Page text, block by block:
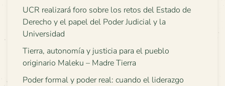
UCR realizará foro sobre los retos del Estado de
Derecho y el papel del Poder Judicial y la
Universidad
Tierra, autonomía y justicia para el pueblo
originario Maleku – Madre Tierra
Poder formal y poder real: cuando el liderazgo